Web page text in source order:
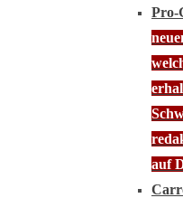
Pro-
auf